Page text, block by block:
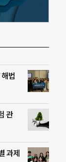
법
관
과제